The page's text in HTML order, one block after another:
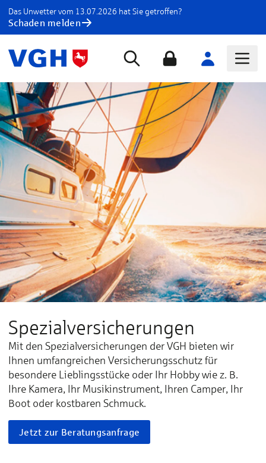
Das Unwetter vom 13.07.2026 hat Sie getroffen?
Schaden melden
Spezialversicherungen
Mit den Spezialversicherungen der VGH bieten wir
Ihnen umfangreichen Versicherungsschutz für
besondere Lieblingsstücke oder Ihr Hobby wie z. B.
Ihre Kamera, Ihr Musikinstrument, Ihren Camper, Ihr
Boot oder kostbaren Schmuck.
Jetzt zur Beratungsanfrage